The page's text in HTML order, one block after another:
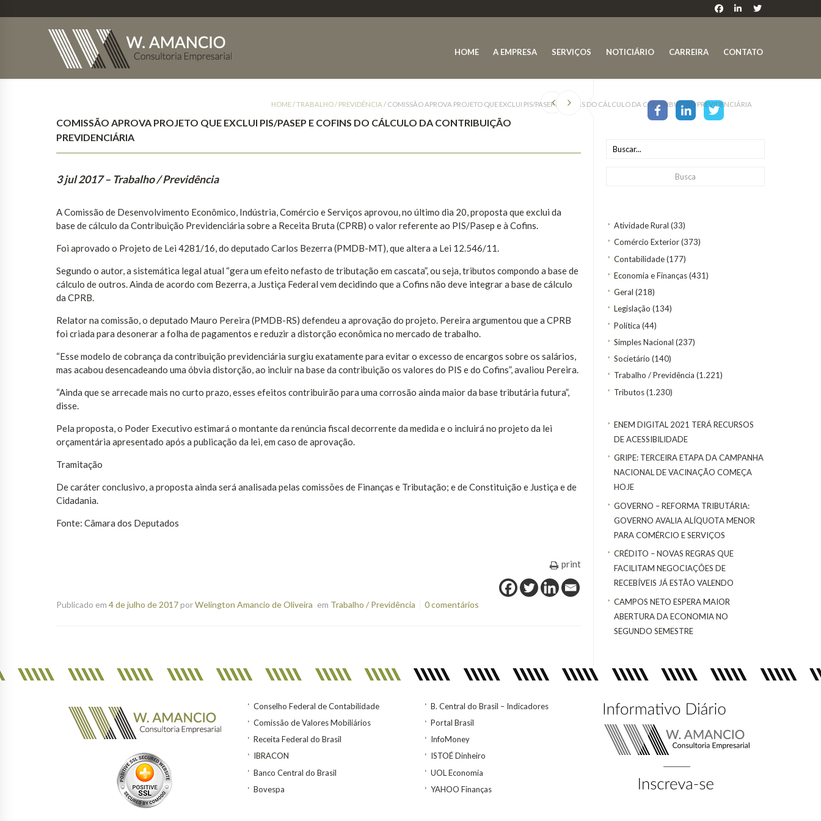
HOME A EMPRESA SERVIÇOS NOTICIÁRIO CARREIRA CONTATO
Atividade Rural (33)
Comércio Exterior(373)
Contabilidade(177)
Economia e Finanças(431)
Geral (218)
Legislação (134)
Política (44)
Simples Nacional (237)
Societário (140)
Trabalho / Previdência (1.221)
Tributos(1.230)
ENEM DIGITAL 2021 TERÁ RECURSOS
DE ACESSIBILIDADE
GRIPE: TERCEIRA ETAPA DA CAMPANHA
NACIONAL DE VACINAÇÃO COMEÇA
HOJE
GOVERNO – REFORMA TRIBUTÁRIA:
GOVERNO AVALIA ALÍQUOTA MENOR
PARA COMÉRCIO E SERVIÇOS
CRÉDITO – NOVAS REGRAS QUE
FACILITAM NEGOCIAÇÕES DE
RECEBÍVEIS JÁ ESTÃO VALENDO
CAMPOS NETO ESPERA MAIOR
ABERTURA DA ECONOMIA NO
SEGUNDO SEMESTRE
HOME/TRABALHO / PREVIDÊNCIA / COMISSÃO APROVA PROJETO QUE EXCLUI PIS/PASEP E COFINS DO CÁLCULO DA CONTRIBUIÇÃO PREVIDENCIÁRIA
COMISSÃO APROVA PROJETO QUE EXCLUI PIS/PASEP E COFINS DO CÁLCULO DA CONTRIBUIÇÃO
PREVIDENCIÁRIA
3 jul 2017 – Trabalho / Previdência
A Comissão de Desenvolvimento Econômico, Indústria, Comércio e Serviços aprovou, no último dia 20, proposta que exclui da
base de cálculo da Contribuição Previdenciária sobre a Receita Bruta (CPRB) o valor referente ao PIS/Pasep e à Cofins.
Foi aprovado o Projeto de Lei 4281/16, do deputado Carlos Bezerra (PMDB-MT), que altera a Lei 12.546/11.
Segundo o autor, a sistemática legal atual “gera um efeito nefasto de tributação em cascata”, ou seja, tributos compondo a base de
cálculo de outros. Ainda de acordo com Bezerra, a Justiça Federal vem decidindo que a Cofins não deve integrar a base de cálculo
da CPRB.
Relator na comissão, o deputado Mauro Pereira (PMDB-RS) defendeu a aprovação do projeto. Pereira argumentou que a CPRB
foi criada para desonerar a folha de pagamentos e reduzir a distorção econômica no mercado de trabalho.
“Esse modelo de cobrança da contribuição previdenciária surgiu exatamente para evitar o excesso de encargos sobre os salários,
mas acabou desencadeando uma óbvia distorção, ao incluir na base da contribuição os valores do PIS e do Cofins”, avaliou Pereira.
“Ainda que se arrecade mais no curto prazo, esses efeitos contribuirão para uma corrosão ainda maior da base tributária futura”,
disse.
Pela proposta, o Poder Executivo estimará o montante da renúncia fiscal decorrente da medida e o incluirá no projeto da lei
orçamentária apresentado após a publicação da lei, em caso de aprovação.
Tramitação
De caráter conclusivo, a proposta ainda será analisada pelas comissões de Finanças e Tributação; e de Constituição e Justiça e de
Cidadania.
Fonte: Câmara dos Deputados
print
Publicado em 4 de julho de 2017porWelington Amancio de Oliveira em Trabalho / Previdência 0 comentários
Conselho Federal de Contabilidade
Comissão de Valores Mobiliários
Receita Federal do Brasil
IBRACON
Banco Central do Brasil
Bovespa
B. Central do Brasil – Indicadores
Portal Brasil
InfoMoney
ISTOÉ Dinheiro
UOL Economia
YAHOO Finanças